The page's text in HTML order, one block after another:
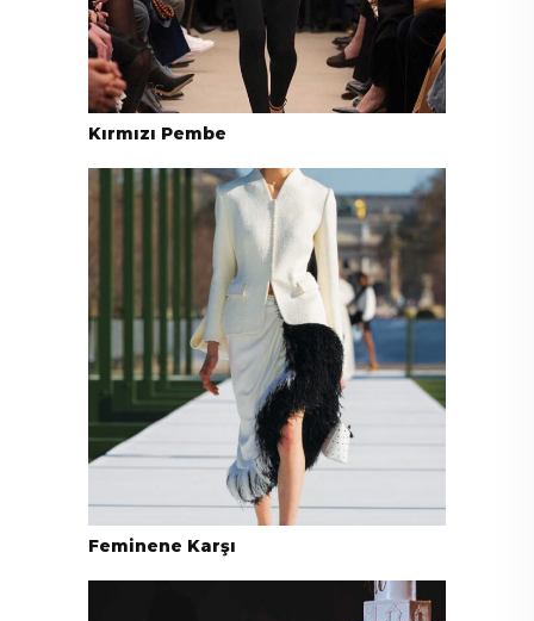
Kırmızı Pembe
Feminene Karşı